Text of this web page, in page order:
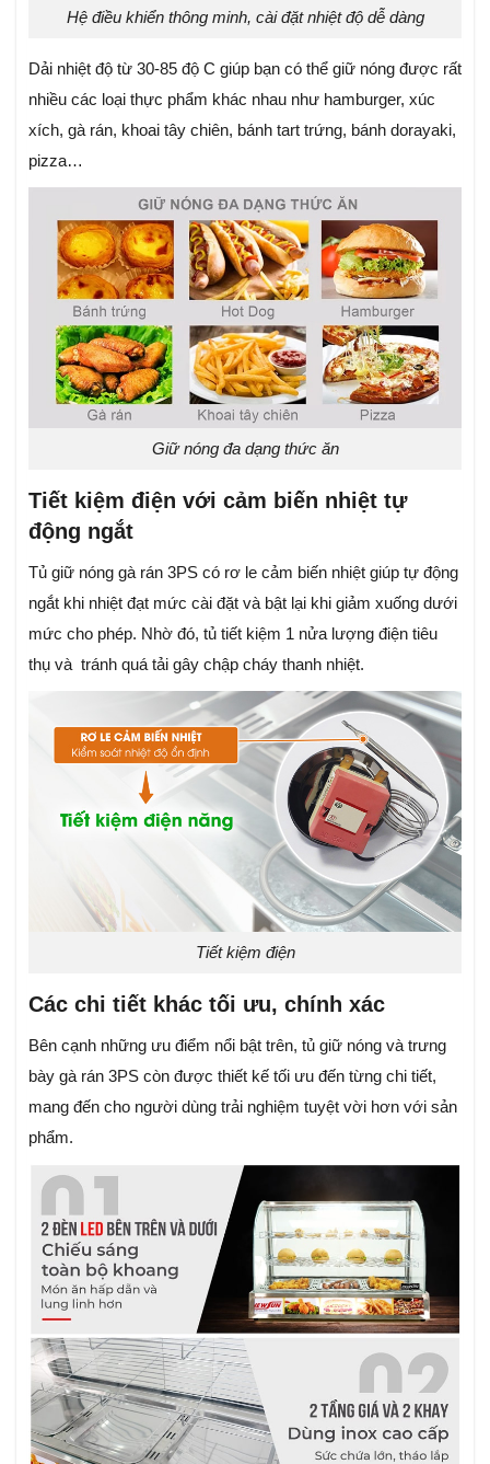
Hệ điều khiển thông minh, cài đặt nhiệt độ dễ dàng
Dải nhiệt độ từ 30-85 độ C giúp bạn có thể giữ nóng được rất
nhiều các loại thực phẩm khác nhau như hamburger, xúc
xích, gà rán, khoai tây chiên, bánh tart trứng, bánh dorayaki,
pizza…
Giữ nóng đa dạng thức ăn
Tiết kiệm điện với cảm biến nhiệt tự
động ngắt
Tủ giữ nóng gà rán 3PS có rơ le cảm biến nhiệt giúp tự động
ngắt khi nhiệt đạt mức cài đặt và bật lại khi giảm xuống dưới
mức cho phép. Nhờ đó, tủ tiết kiệm 1 nửa lượng điện tiêu
thụ và tránh quá tải gây chập cháy thanh nhiệt.
Tiết kiệm điện
Các chi tiết khác tối ưu, chính xác
Bên cạnh những ưu điểm nổi bật trên, tủ giữ nóng và trưng
bày gà rán 3PS còn được thiết kế tối ưu đến từng chi tiết,
mang đến cho người dùng trải nghiệm tuyệt vời hơn với sản
phẩm.